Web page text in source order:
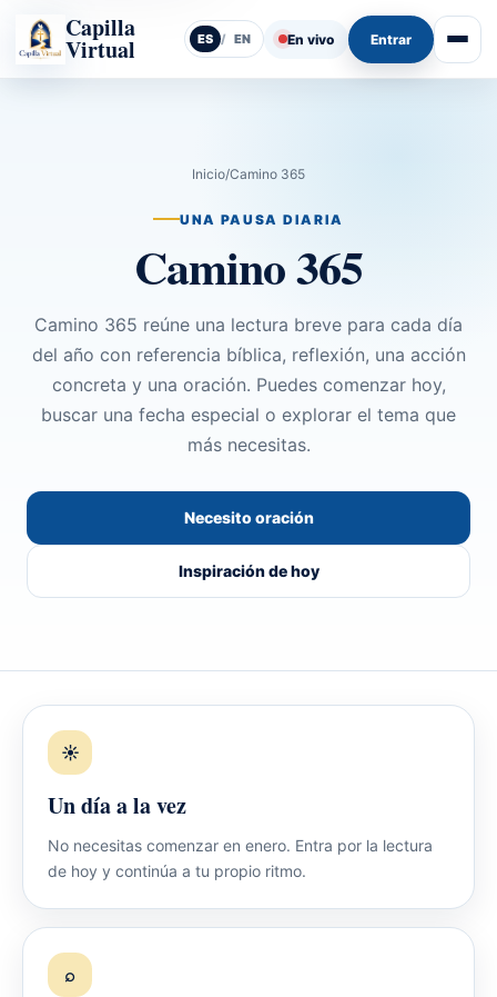
Capilla
Virtual ES / EN En vivo Entrar Abrir
Inicio/Camino 365
UNA PAUSA DIARIA
Camino 365
Camino 365 reúne una lectura breve para cada día
del año con referencia bíblica, reflexión, una acción
concreta y una oración. Puedes comenzar hoy,
buscar una fecha especial o explorar el tema que
más necesitas.
Necesito oración
Inspiración de hoy
☀
Un día a la vez
No necesitas comenzar en enero. Entra por la lectura
de hoy y continúa a tu propio ritmo.
⌕